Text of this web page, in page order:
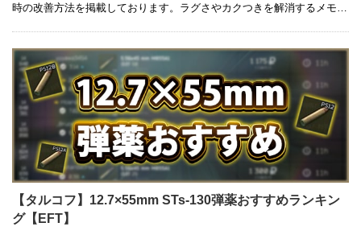
時の改善方法を掲載しております。ラグさやカクつきを解消するメモ
【タルコフ】12.7×55mm STs-130弾薬おすすめランキン
グ【EFT】